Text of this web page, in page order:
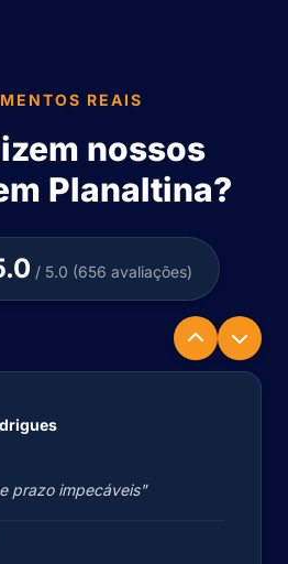
REAIS
nossos
Planaltina?
/ 5.0 (656 avaliações)
prazo impecáveis"